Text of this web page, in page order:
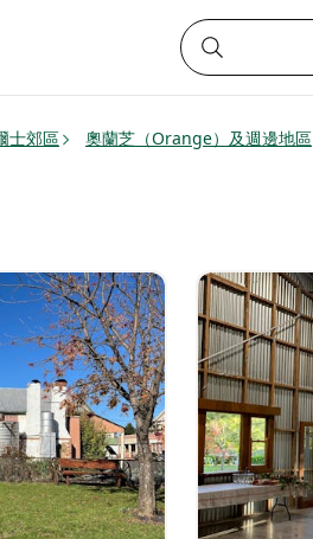
士郊區 奧蘭芝（Orange）及週邊地區